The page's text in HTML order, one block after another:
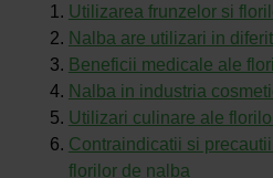
Utilizarea frunzelor si
Nalba are utilizari in
Beneficii medicale ale
Nalba in industria
Utilizari culinare ale
Contraindicatii si
florilor de nalba